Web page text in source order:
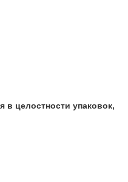
в целостности упаковок,